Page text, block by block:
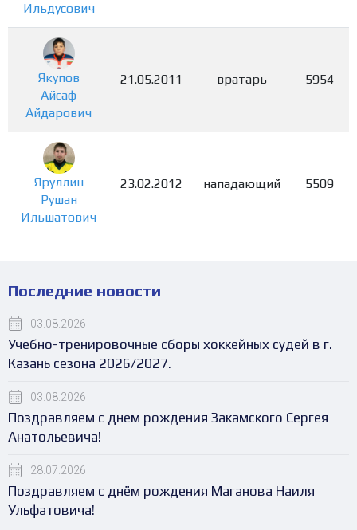
Ильдусович
Якупов
Айсаф
Айдарович
21.05.2011 вратарь 5954
Яруллин
Рушан
Ильшатович
23.02.2012 нападающий 5509
Последние новости
03.08.2026
Учебно-тренировочные сборы хоккейных судей в г.
Казань сезона 2026/2027.
03.08.2026
Поздравляем с днем рождения Закамского Сергея
Анатольевича!
28.07.2026
Поздравляем с днём рождения Маганова Наиля
Ульфатовича!